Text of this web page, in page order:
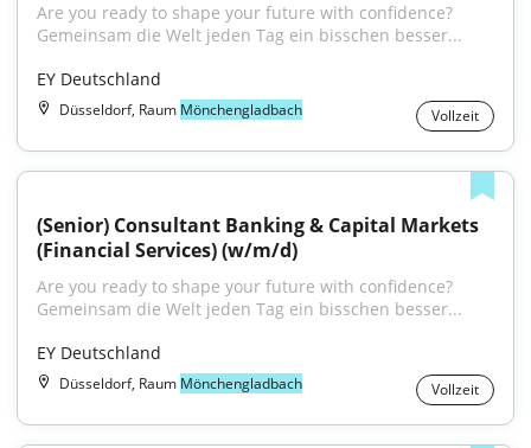
Are you ready to shape your future with confidence?
Gemeinsam die Welt jeden Tag ein bisschen besser...
EY Deutschland
Düsseldorf, Raum Mönchengladbach Vollzeit
(Senior) Consultant Banking & Capital Markets
(Financial Services) (w/m/d)
Are you ready to shape your future with confidence?
Gemeinsam die Welt jeden Tag ein bisschen besser...
EY Deutschland
Düsseldorf, Raum Mönchengladbach Vollzeit